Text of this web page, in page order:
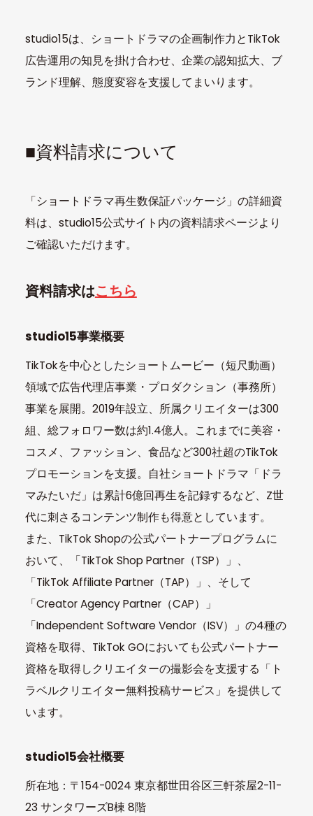
studio15は、ショートドラマの企画制作力とTikTok
広告運用の知見を掛け合わせ、企業の認知拡大、ブ
ランド理解、態度変容を支援してまいります。
■資料請求について
「ショートドラマ再生数保証パッケージ」の詳細資
料は、studio15公式サイト内の資料請求ページより
ご確認いただけます。
資料請求はこちら
studio15事業概要
TikTokを中心としたショートムービー（短尺動画）
領域で広告代理店事業・プロダクション（事務所）
事業を展開。2019年設立、所属クリエイターは300
組、総フォロワー数は約1.4億人。これまでに美容・
コスメ、ファッション、食品など300社超のTikTok
プロモーションを支援。自社ショートドラマ「ドラ
マみたいだ」は累計6億回再生を記録するなど、Z世
代に刺さるコンテンツ制作も得意としています。
また、TikTok Shopの公式パートナープログラムに
おいて、「TikTok Shop Partner（TSP）」、
「TikTok Affiliate Partner（TAP）」、そして
「Creator Agency Partner（CAP）」
「Independent Software Vendor（ISV）」の4種の
資格を取得、TikTok GOにおいても公式パートナー
資格を取得しクリエイターの撮影会を支援する「ト
ラベルクリエイター無料投稿サービス」を提供して
います。
studio15会社概要
所在地：〒154-0024 東京都世田谷区三軒茶屋2-11-
23 サンタワーズB棟 8階